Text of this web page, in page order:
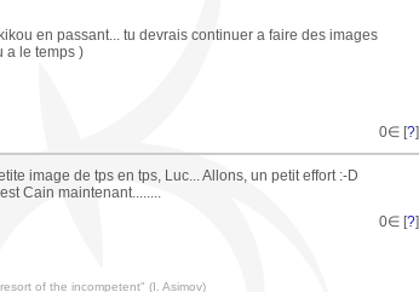
en passant... tu devrais continuer a faire des images
a le temps )
0∈ [?]
image de tps en tps, Luc... Allons, un petit effort :-D
Cain maintenant........
0∈ [?]
of the incompetent" (I. Asimov)